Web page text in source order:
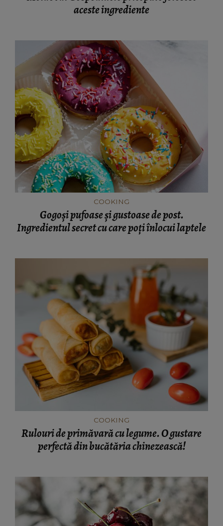
aceste ingrediente
COOKING
Gogoși pufoase și gustoase de post.
Ingredientul secret cu care poți înlocui laptele
COOKING
Rulouri de primăvară cu legume. O gustare
perfectă din bucătăria chinezească!